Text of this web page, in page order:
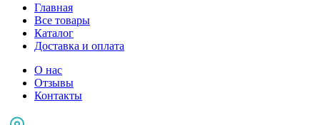
Главная
Все товары
Каталог
Доставка и оплата
О нас
Отзывы
Контакты